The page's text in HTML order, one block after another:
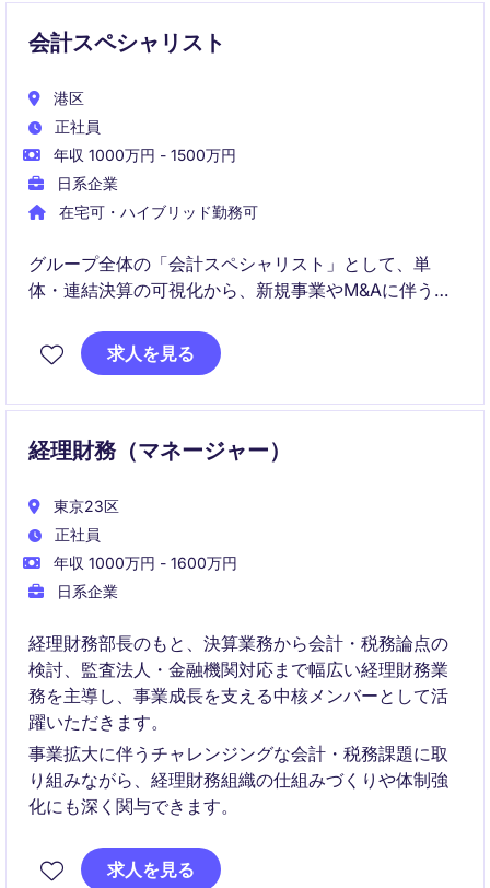
会計スペシャリスト
港区
正社員
年収 1000万円 - 1500万円
日系企業
在宅可・ハイブリッド勤務可
グループ全体の「会計スペシャリスト」として、単
体・連結決算の可視化から、新規事業やM&Aに伴う複
通貫で主導していただきます。経営陣と密に連携しな
がら事業成長を支える会計基盤・仕組みを自ら設計
求人を見る
経理財務（マネージャー）
東京23区
正社員
年収 1000万円 - 1600万円
日系企業
経理財務部長のもと、決算業務から会計・税務論点の
検討、監査法人・金融機関対応まで幅広い経理財務業
務を主導し、事業成長を支える中核メンバーとして活
躍いただきます。
事業拡大に伴うチャレンジングな会計・税務課題に取
り組みながら、経理財務組織の仕組みづくりや体制強
化にも深く関与できます。
求人を見る